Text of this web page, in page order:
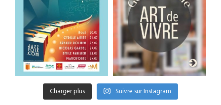
Charger plus Suivre sur Instagram